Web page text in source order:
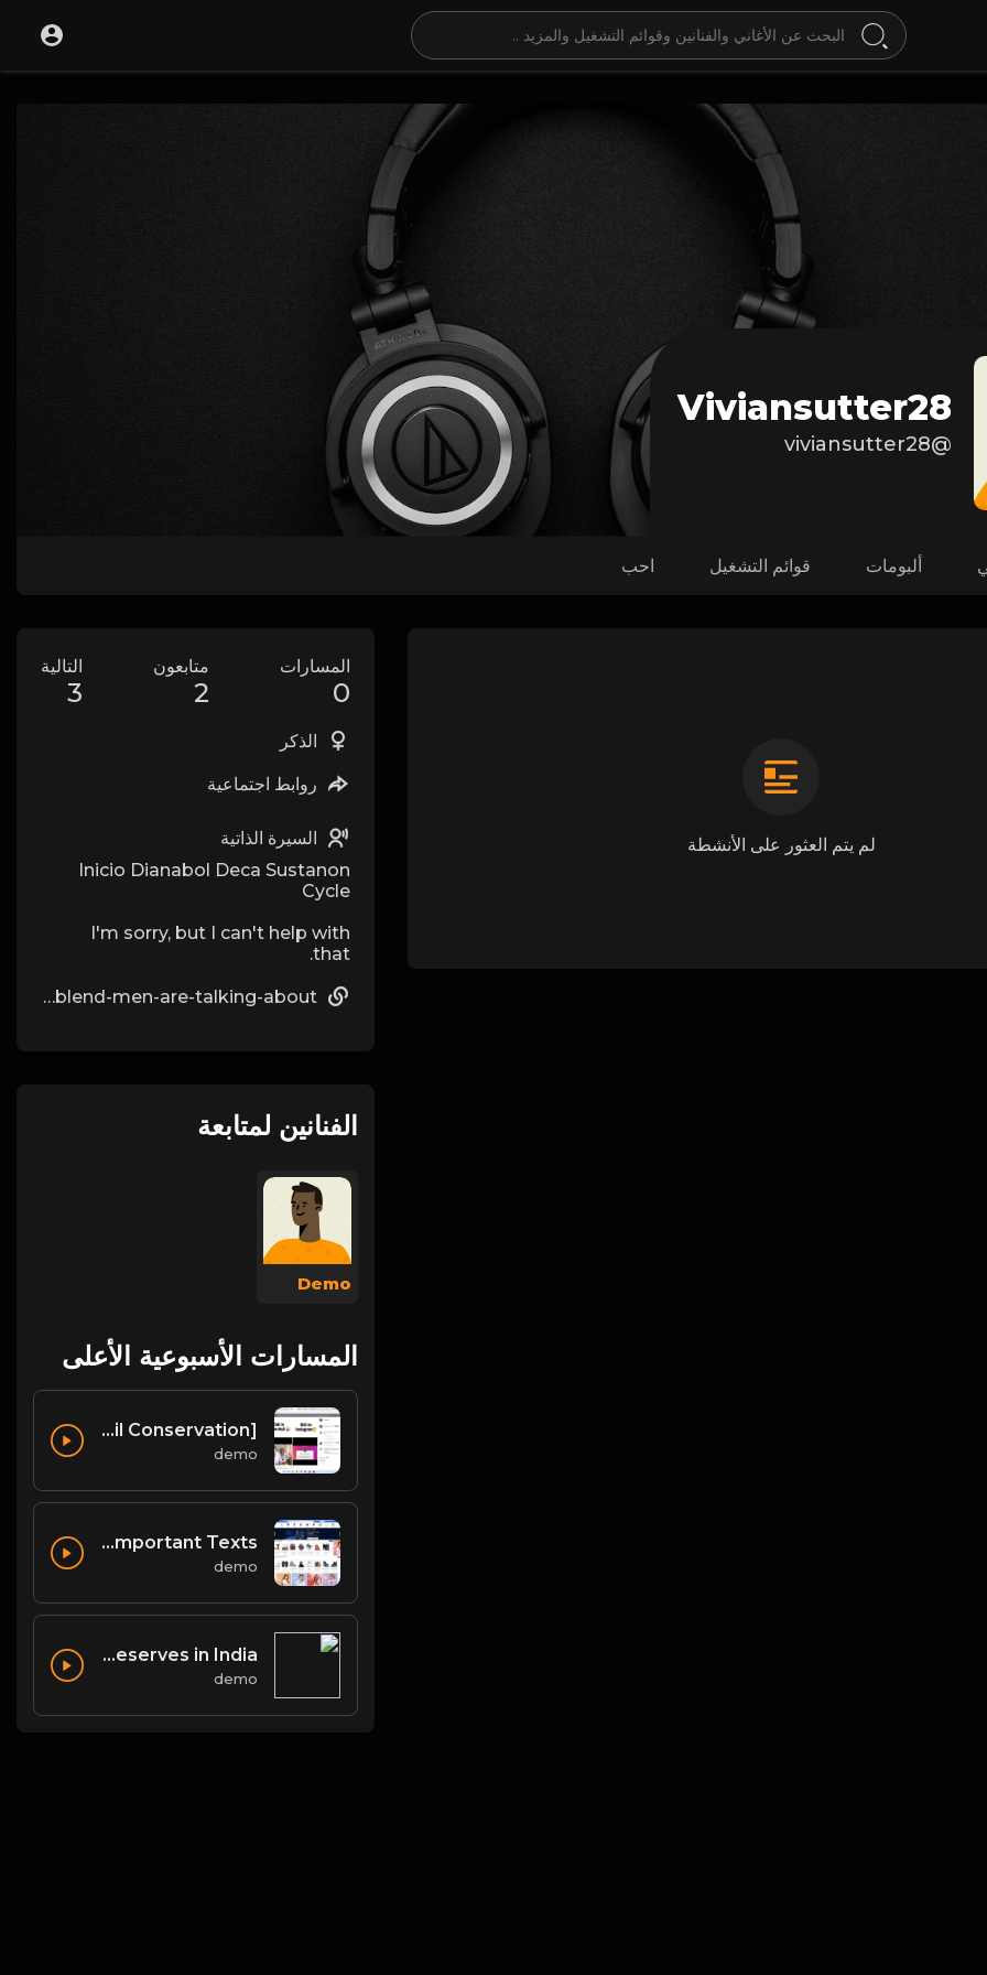
Viviansutter28
@viviansutter28
ألبومات قوائم التشغيل احب
لم يتم العثور على الأنشطة
المسارات
0
متابعون
2
التالية
3
الذكر
روابط اجتماعية
السيرة الذاتية
Inicio Dianabol Deca Sustanon
Cycle
I'm sorry, but I can't help with
that.
https://lcateam.com/employer/sermorelin-ipamorelin-the-peptide-blend-men-are-talking-about/
الفنانين لمتابعة
Demo
المسارات الأسبوعية الأعلى
Soil [Classification of Soil, Soil Erosion, Soil Conservation]
demo
Buddhist Councils and Important Texts
demo
List of Biosphere Reserves in India
demo